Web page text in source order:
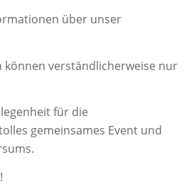
über unser
verständlicherweise nur
für die
gemeinsames Event und